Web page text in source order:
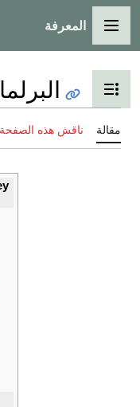
القائمة الرئيسية
المعرفة
تبديل عرض جدول
مقالة ناقش هذه الصفحة